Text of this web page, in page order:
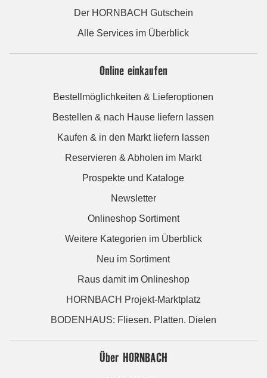
Der HORNBACH Gutschein
Alle Services im Überblick
Online einkaufen
Bestellmöglichkeiten & Lieferoptionen
Bestellen & nach Hause liefern lassen
Kaufen & in den Markt liefern lassen
Reservieren & Abholen im Markt
Prospekte und Kataloge
Newsletter
Onlineshop Sortiment
Weitere Kategorien im Überblick
Neu im Sortiment
Raus damit im Onlineshop
HORNBACH Projekt-Marktplatz
BODENHAUS: Fliesen. Platten. Dielen
Über HORNBACH